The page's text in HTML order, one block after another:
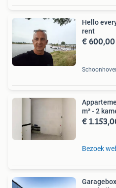
Hello
rent
€ 600,00
m² - 2
€
Bezoek